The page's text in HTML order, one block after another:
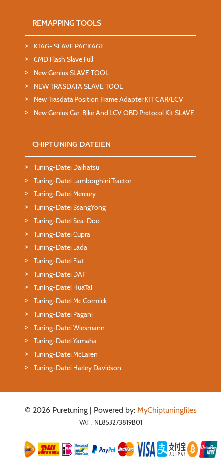
REMAPPING TOOLS
KTAG- SLAVE PACKAGE
CMD Flash Slave Full
New Genius SLAVE TOOL
NEW TRASDATA SLAVE TOOL
New Trasdata Position Frame Adapter KIT CAR/LCV
New Genius Car, Bike And LCV OBD Protocol Kit SLAVE
CHIPTUNING DATEIEN
Tuning-Datei Daihatsu
Tuning-Datei Lamborghini Tractor
Tuning-Datei Mercury
Tuning-Datei SsangYong
Tuning-Datei Sea-Doo
Tuning-Datei Cupra
Tuning-Datei Lada
Tuning-Datei Fiat
Tuning-Datei DAF
Tuning-Datei HuaTai
Tuning-Datei Mc Cormick
Tuning-Datei Pagani
Tuning-Datei Wiesmann
Tuning-Datei Yamaha
Tuning-Datei McLaren
Tuning-Datei Harley Davidson
© 2026 Puretuning | Powered by: MyChiptuningfiles
VAT : NL853273819B01